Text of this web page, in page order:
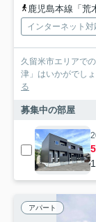
鹿児島本線「荒
インターネット対
久留米市エリアで
津」はいかがでし
る
募集中の部屋
アパート